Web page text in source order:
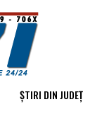
ȘTIRI DIN JUDEȚ